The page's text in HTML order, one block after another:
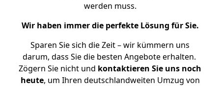
werden muss.
Wir haben immer die perfekte Lösung für Sie.
Sparen Sie sich die Zeit – wir kümmern uns
darum, dass Sie die besten Angebote erhalten.
Zögern Sie nicht und kontaktieren Sie uns noch
heute, um Ihren deutschlandweiten Umzug von